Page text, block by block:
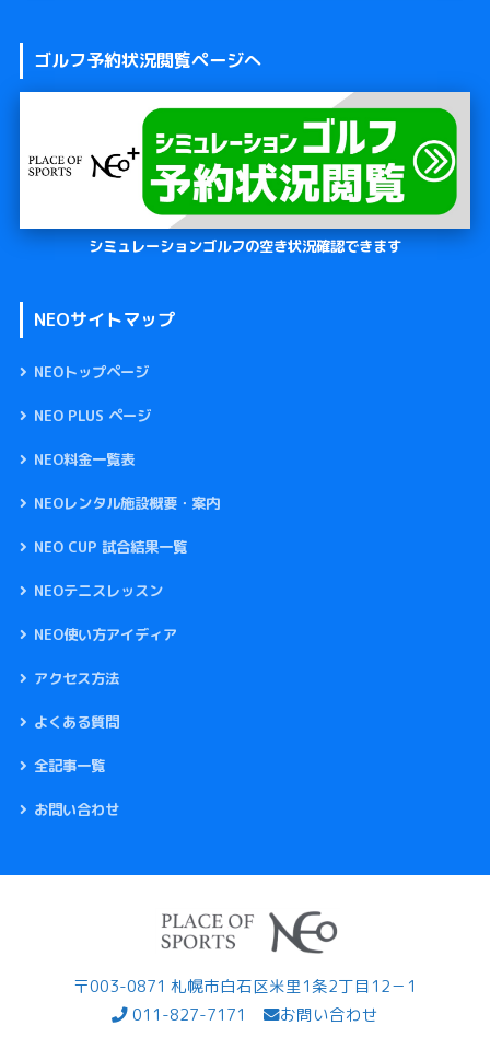
ゴルフ予約状況閲覧ページへ
シミュレーションゴルフの空き状況確認できます
NEOサイトマップ
NEOトップページ
NEO PLUS ページ
NEO料金一覧表
NEOレンタル施設概要・案内
NEO CUP 試合結果一覧
NEOテニスレッスン
NEO使い方アイディア
アクセス方法
よくある質問
全記事一覧
お問い合わせ
〒003-0871 札幌市白石区米里1条2丁目12－1
011-827-7171
お問い合わせ